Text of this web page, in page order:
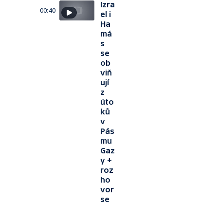
00:40
Izra
el i
Ha
má
s
se
ob
viň
ují
z
úto
ků
v
Pás
mu
Gaz
y +
roz
ho
vor
se